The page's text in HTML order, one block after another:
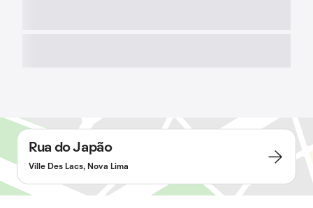
Rua do Japão
Ville Des Lacs, Nova Lima